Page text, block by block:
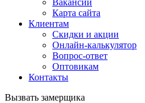
Вакансии
Карта сайта
Клиентам
Скидки и акции
Онлайн-калькулятор
Вопрос-ответ
Оптовикам
Контакты
Вызвать замерщика